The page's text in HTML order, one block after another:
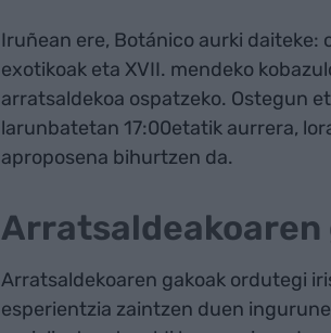
Iruñean ere, Botánico aurki daiteke:
exotikoak eta XVII. mendeko
arratsaldekoa ospatzeko. Ostegun
larunbatetan 17:00etatik aurrera,
aproposena bihurtzen da.
Arratsaldeakoaren
Arratsaldekoaren gakoak ordutegi
esperientzia zaintzen duen